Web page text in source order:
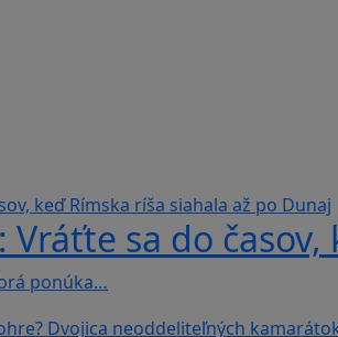
Vráťte sa do
ponúka…